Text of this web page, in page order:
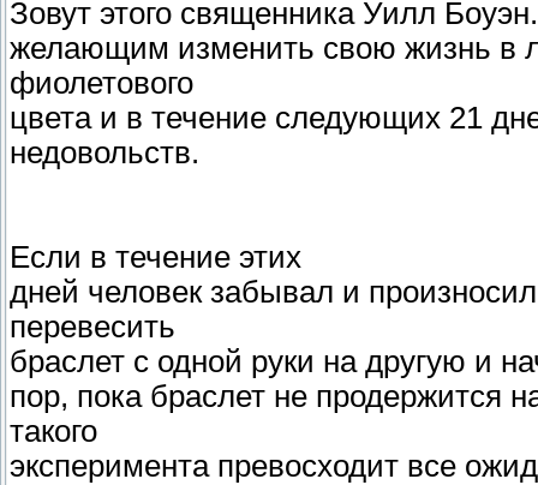
Зовут этого священника Уилл
желающим изменить свою жизнь в
фиолетового
цвета и в течение следующих 21
недовольств.
Если в течение этих
дней человек забывал и
перевесить
браслет с одной руки на другую и
пор, пока браслет не продержится
такого
эксперимента превосходит все